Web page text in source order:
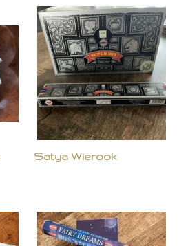
Satya Wierook